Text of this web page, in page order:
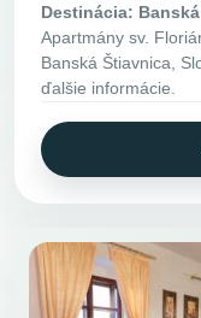
Destinácia:
Apartmány sv.
Banská Štiavnica,
ďalšie informácie.